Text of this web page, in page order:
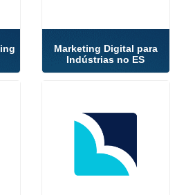
Marketing Digital para
Indústrias no ES